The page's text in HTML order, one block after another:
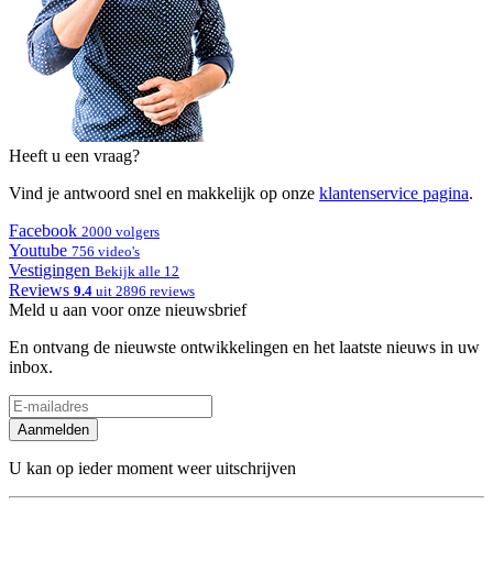
Heeft u een vraag?
Vind je antwoord snel en makkelijk op onze klantenservice pagina.
Facebook 2000 volgers
Youtube 756 video's
Vestigingen Bekijk alle 12
Reviews 9.4 uit 2896 reviews
Meld u aan voor onze nieuwsbrief
En ontvang de nieuwste ontwikkelingen en het laatste nieuws in uw
inbox.
Aanmelden
U kan op ieder moment weer uitschrijven